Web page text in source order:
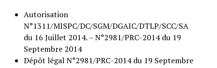
Autorisation
N°1311/MISPC/DC/SGM/DGAIC/DTLP/SCC/SA
du 16 Juillet 2014. – N°2981/PRC-2014 du 19
Septembre 2014
Dépôt légal N°2981/PRC-2014 du 19 Septembre